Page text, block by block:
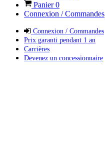
Panier0
Connexion / Commandes
Connexion / Commandes
Prix garanti pendant 1 an
Carrières
Devenez un concessionnaire